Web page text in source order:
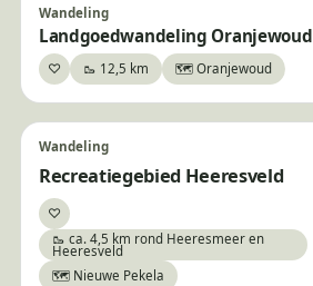
Wandeling
Landgoedwandeling Oranjewoud
♡Bewaar🥾 12,5 km 🗺️ Oranjewoud
Wandeling
Recreatiegebied Heeresveld
♡Bewaar
🥾 ca. 4,5 km rond Heeresmeer en
Heeresveld
🗺️ Nieuwe Pekela